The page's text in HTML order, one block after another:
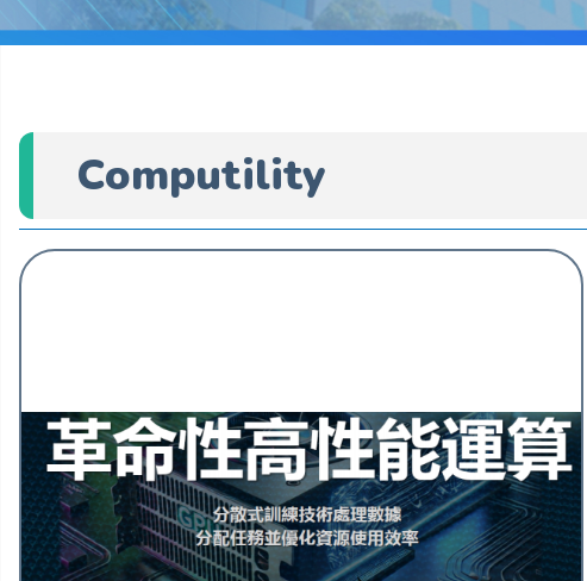
Computility